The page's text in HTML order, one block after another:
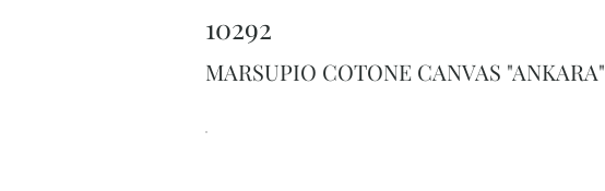
10292
MARSUPIO COTONE CANVAS "ANKARA"